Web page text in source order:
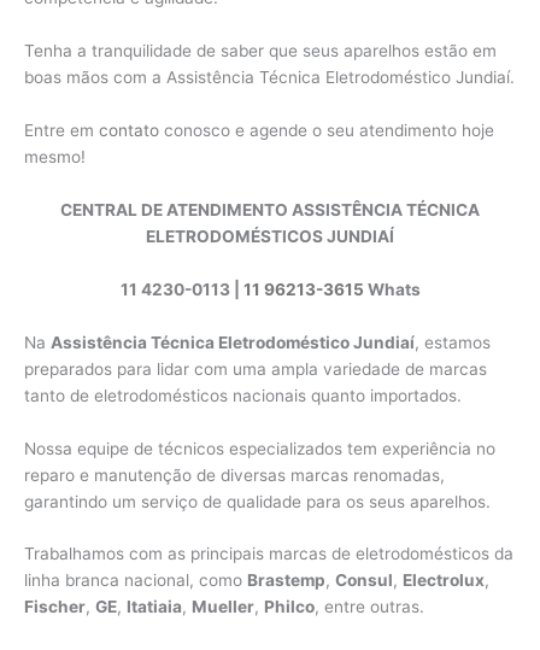
Tenha a tranquilidade de saber que seus aparelhos estão em
boas mãos com a Assistência Técnica Eletrodoméstico Jundiaí.
Entre em contato conosco e agende o seu atendimento hoje
mesmo!
CENTRAL DE ATENDIMENTO ASSISTÊNCIA TÉCNICA
ELETRODOMÉSTICOS JUNDIAÍ
11 4230-0113 | 11 96213-3615 Whats
Na Assistência Técnica Eletrodoméstico Jundiaí, estamos
preparados para lidar com uma ampla variedade de marcas
tanto de eletrodomésticos nacionais quanto importados.
Nossa equipe de técnicos especializados tem experiência no
reparo e manutenção de diversas marcas renomadas,
garantindo um serviço de qualidade para os seus aparelhos.
Trabalhamos com as principais marcas de eletrodomésticos da
linha branca nacional, como Brastemp, Consul, Electrolux,
Fischer, GE, Itatiaia, Mueller, Philco, entre outras.